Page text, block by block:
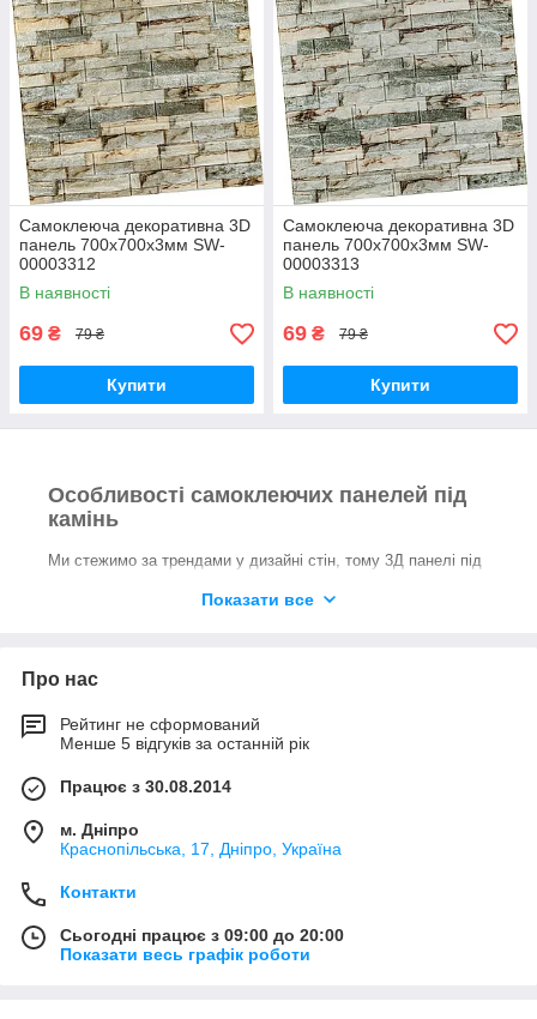
Самоклеюча декоративна 3D
панель 700х700х3мм SW-
00003312
В наявності
69 ₴ 79 ₴
Купити
Самоклеюча декоративна 3D
панель 700х700х3мм SW-
00003313
В наявності
69 ₴ 79 ₴
Купити
Особливості самоклеючих панелей під
камінь
Ми стежимо за трендами у дизайні стін, тому 3Д панелі під
інтер'єру за невисоких витрат. У каталозі ви знайдете якісні
жовтий мармур;
чорно-білий класичний мармур;
камінь сланець;
піщаник білий та червоний;
Головною перевагою самоклейки з різним текстурним
каменем, тому інтер'єрні панелі на липкій основі є
пропонуємо великий асортимент недорогих
оздоблювальних матеріалів, тому невисока
Показати все
Про нас
Рейтинг не сформований
Менше 5 відгуків за останній рік
Працює з 30.08.2014
м. Дніпро
Краснопільська, 17, Дніпро, Україна
Контакти
Сьогодні працює з 09:00 до 20:00
Показати весь графік роботи